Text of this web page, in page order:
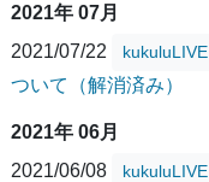
2021年 07月
2021/07/22
kukuluLIVE
ついて（解消済み）
2021年 06月
2021/06/08
kukuluLIVE